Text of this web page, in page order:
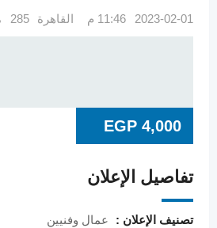
2023-02-01 11:46 م القاهرة 285 مشاهدة
EGP 4,000
تفاصيل الإعلان
تصنيف الإعلان : عمال وفنيين